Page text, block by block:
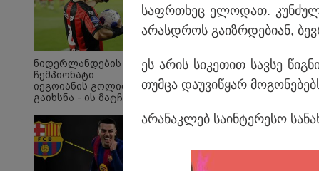
ნიდერლანდების
ჩემპიონატი
იეგოიანის გოლით
გაიხსნა - ის მატჩის
საფრ­თხეც ელო­დათ.
არას­დროს გა­იზ­რდე­ბი­ან,
ეს არის სი­კე­თით სავ­სე
თუმ­ცა და­უ­ვი­წყარ
არა­ნაკ­ლებ სა­ინ­ტე­რე­სო